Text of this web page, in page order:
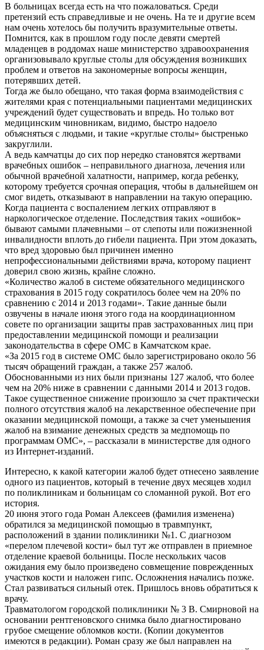
В больницах всегда есть на что пожаловаться. Среди
претензий есть справедливые и не очень. На те и другие всем
нам очень хотелось бы получить вразумительные ответы.
Помнится, как в прошлом году после девяти смертей
младенцев в роддомах наше министерство здравоохранения
организовывало круглые столы для обсуждения возникших
проблем и ответов на закономерные вопросы женщин,
потерявших детей.
Тогда же было обещано, что такая форма взаимодействия с
жителями края с потенциальными пациентами медицинских
учреждений будет существовать и впредь. Но только вот
медицинским чиновникам, видимо, быстро надоело
объясняться с людьми, и такие «круглые столы» быстренько
закруглили.
А ведь камчатцы до сих пор нередко становятся жертвами
врачебных ошибок – неправильного диагноза, лечения или
обычной врачебной халатности, например, когда ребенку,
которому требуется срочная операция, чтобы в дальнейшем он
смог видеть, отказывают в направлении на такую операцию.
Когда пациента с воспалением легких отправляют в
наркологическое отделение. Последствия таких «ошибок»
бывают самыми плачевными – от слепоты или пожизненной
инвалидности вплоть до гибели пациента. При этом доказать,
что вред здоровью был причинен именно
непрофессиональными действиями врача, которому пациент
доверил свою жизнь, крайне сложно.
«Количество жалоб в системе обязательного медицинского
страхования в 2015 году сократилось более чем на 20% по
сравнению с 2014 и 2013 годами». Такие данные были
озвучены в начале июня этого года на координационном
совете по организации защиты прав застрахованных лиц при
предоставлении медицинской помощи и реализации
законодательства в сфере ОМС в Камчатском крае.
«За 2015 год в системе ОМС было зарегистрировано около 56
тысяч обращений граждан, а также 257 жалоб.
Обоснованными из них были признаны 127 жалоб, что более
чем на 20% ниже в сравнении с данными 2014 и 2013 годов.
Такое существенное снижение произошло за счет практически
полного отсутствия жалоб на лекарственное обеспечение при
оказании медицинской помощи, а также за счет уменьшения
жалоб на взимание денежных средств за медпомощь по
программам ОМС», – рассказали в министерстве для одного
из Интернет-изданий.
Интересно, к какой категории жалоб будет отнесено заявление
одного из пациентов, который в течение двух месяцев ходил
по поликлиникам и больницам со сломанной рукой. Вот его
история.
20 июня этого года Роман Алексеев (фамилия изменена)
обратился за медицинской помощью в травмпункт,
расположений в здании поликлиники №1. С диагнозом
«перелом плечевой кости» был тут же отправлен в приемное
отделение краевой больницы. После нескольких часов
ожидания ему было произведено совмещение поврежденных
участков кости и наложен гипс. Осложнения начались позже.
Стал развиваться сильный отек. Пришлось вновь обратиться к
врачу.
Травматологом городской поликлиники № 3 В. Смирновой на
основании рентгеновского снимка было диагностировано
грубое смещение обломков кости. (Копии документов
имеются в редакции). Роман сразу же был направлен на